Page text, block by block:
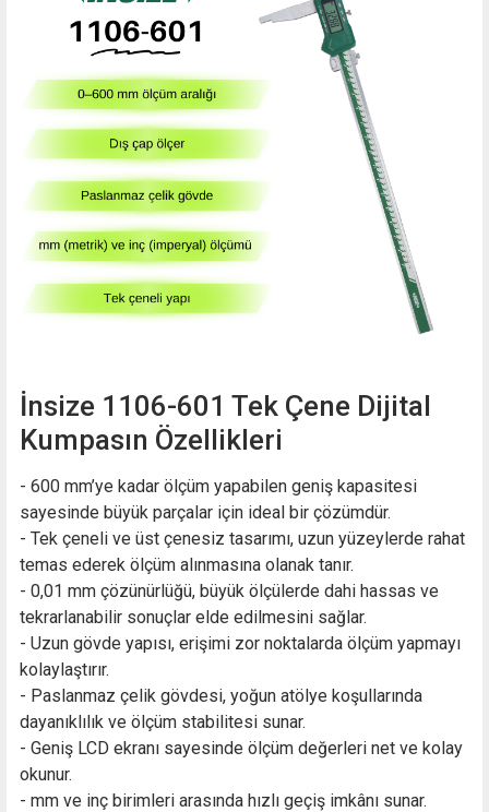
İnsize 1106-601 Tek Çene Dijital
Kumpasın Özellikleri
- 600 mm’ye kadar ölçüm yapabilen geniş kapasitesi
sayesinde büyük parçalar için ideal bir çözümdür.
- Tek çeneli ve üst çenesiz tasarımı, uzun yüzeylerde rahat
temas ederek ölçüm alınmasına olanak tanır.
- 0,01 mm çözünürlüğü, büyük ölçülerde dahi hassas ve
tekrarlanabilir sonuçlar elde edilmesini sağlar.
- Uzun gövde yapısı, erişimi zor noktalarda ölçüm yapmayı
kolaylaştırır.
- Paslanmaz çelik gövdesi, yoğun atölye koşullarında
dayanıklılık ve ölçüm stabilitesi sunar.
- Geniş LCD ekranı sayesinde ölçüm değerleri net ve kolay
okunur.
- mm ve inç birimleri arasında hızlı geçiş imkânı sunar.